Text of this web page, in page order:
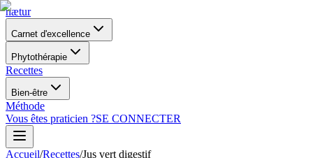
nætur
Carnet d'excellence
Phytothérapie
Recettes
Bien-être
Méthode
Vous êtes praticien ?SE CONNECTER
Accueil/Recettes/Jus vert digestif